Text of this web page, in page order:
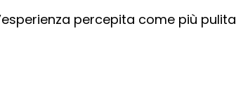
percepita come più pulita